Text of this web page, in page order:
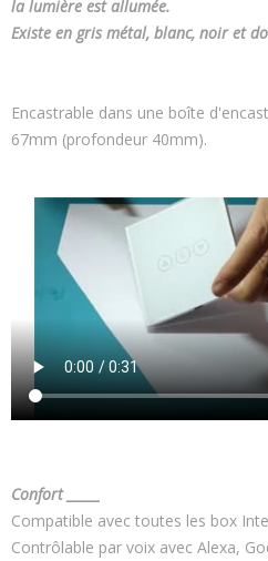
la lumière est allumée.
Existe en gris métal, blanc, noir et
Encastrable dans une boîte
67mm (profondeur 40mm).
Confort _____
Compatible avec toutes les box
Contrôlable par voix avec Alexa,